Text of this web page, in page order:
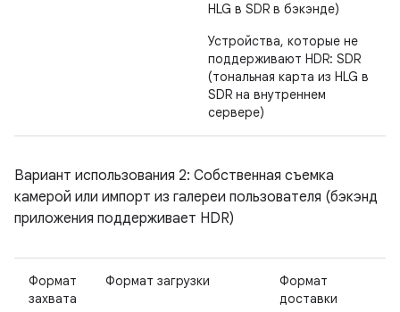
HLG в SDR в бэкэнде)
Устройства, которые не
поддерживают HDR: SDR
(тональная карта из HLG в
SDR на внутреннем
сервере)
Вариант использования 2: Собственная съемка
камерой или импорт из галереи пользователя (бэкэнд
приложения поддерживает HDR)
Формат
захвата
Формат загрузки
Формат
доставки